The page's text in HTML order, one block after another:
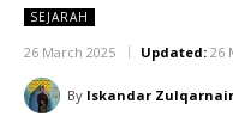
SEJARAH
26 March 2025 Updated: 26
By Iskandar